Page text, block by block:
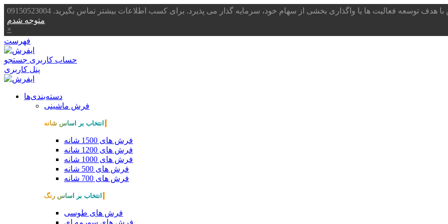
با هدف توسعه فعالیت ها یا واگذاری بخشی از سهام خود، سرمایه گذار می پذیرد. برای کسب اطلاعات بیشتر تماس بگیرید. 09150523004
متوجه شدم
×
فهرست
حساب کاربری جستجو
پنل کاربری
دسته‌بندی‌ها
فرش ماشینی
انتخاب بر اساس شانه
فرش های 1500 شانه
فرش های 1200 شانه
فرش های 1000 شانه
فرش های 500 شانه
فرش های 700 شانه
انتخاب بر اساس رنگ
فرش های طوسی
فرش های سورمه ای